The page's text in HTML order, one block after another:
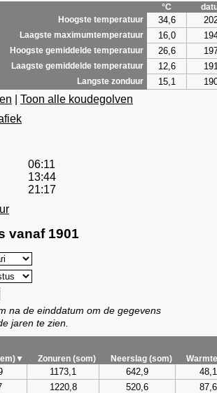
°C
Hoogste temperatuur
34,6
Laagste maximumtemperatuur 16,0
Hoogste gemiddelde temperatuur 26,6
Laagste gemiddelde temperatuur 12,6
Langste zonduur 15,1
Toon alle koudegolven
06:11
13:44
21:17
vanaf 1901
na de einddatum om de gegevens
jaren te zien.
Zonuren (som) Neerslag (som)
1173,1 642,9 48,1
1220,8 520,6 87,6